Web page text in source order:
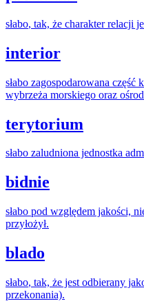
słabo, tak, że charakter relacji
interior
słabo zagospodarowana część
wybrzeża morskiego oraz
terytorium
słabo zaludniona jednostka
bidnie
słabo pod względem jakości,
przyłożył.
blado
słabo, tak, że jest odbierany
przekonania).